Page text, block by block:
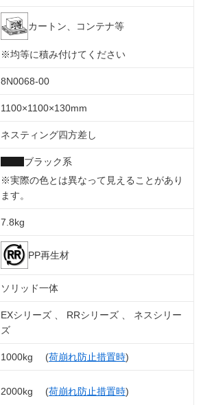
カートン、コンテナ等
※均等に積み付けてください
8N0068-00
1100×1100×130mm
ネスティング四方差し
ブラック系
※実際の色とは異なって見えることがあり
ます。
7.8kg
PP再生材
ソリッド一体
EXシリーズ 、 RRシリーズ 、 ネスシリー
ズ
1000kg (荷崩れ防止措置時)
2000kg (荷崩れ防止措置時)